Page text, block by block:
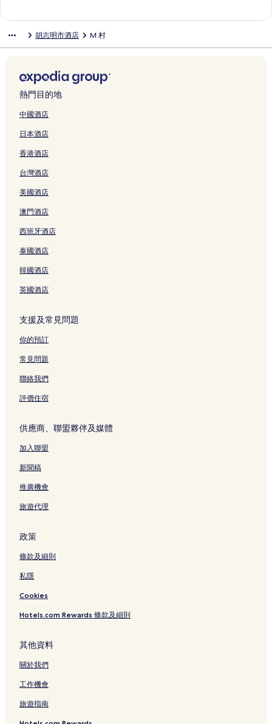
i
n
c
e
頁
o
面
A
r
t
m
e
t
面
1
u
t
o
g
a
h
C
o
l
e
t
i
o
n
頁
面
S
g
o
n
,
n
H
G
H
o
e
頁
面
面
l
M
C
-
C
t
C
e
n
t
r
面
e
面
H
h
i
M
i
h
i
t
y
D
w
t
o
w
n
(
汉
际
志
明
市
中
酒
頁
面
t
l
S
a
i
o
C
i
t
y
o
n
t
頁
面
i
n
C
e
n
r
頁
面
H
e
l
-
P
u
y
H
u
n
頁
k
S
a
i
g
n
面
d
t
e
l
頁
e
O
T
E
L
e
r
o
B
e
T
a
n
h
頁
面
n
u
i
t
e
H
C
h
i
M
n
C
i
t
y
頁
面
m
i
e
R
i
v
r
i
d
e
b
A
r
a
L
u
x
u
頁
o
T
h
a
n
L
x
u
r
y
a
g
o
n
H
o
t
頁
e
o
r
l
d
a
g
o
n
H
t
l
頁
面
啟
T
o
n
g
G
a
g
H
o
t
l
面
開
啟
l
d
e
n
r
g
o
n
H
t
l
S
a
i
G
o
面
胡志明市酒店 M 村
熱門目的地
中國酒店
日本酒店
香港酒店
台灣酒店
美國酒店
澳門酒店
西班牙酒店
泰國酒店
韓國酒店
英國酒店
支援及常見問題
你的預訂
常見問題
聯絡我們
評價住宿
供應商、聯盟夥伴及媒體
加入聯盟
新聞稿
推廣機會
旅遊代理
政策
條款及細則
私隱
Cookies
Hotels.com Rewards 條款及細則
其他資料
關於我們
工作機會
旅遊指南